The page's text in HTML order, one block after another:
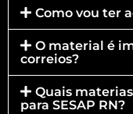
Como vou ter
O material é
correios?
Quais
para SESAP RN?